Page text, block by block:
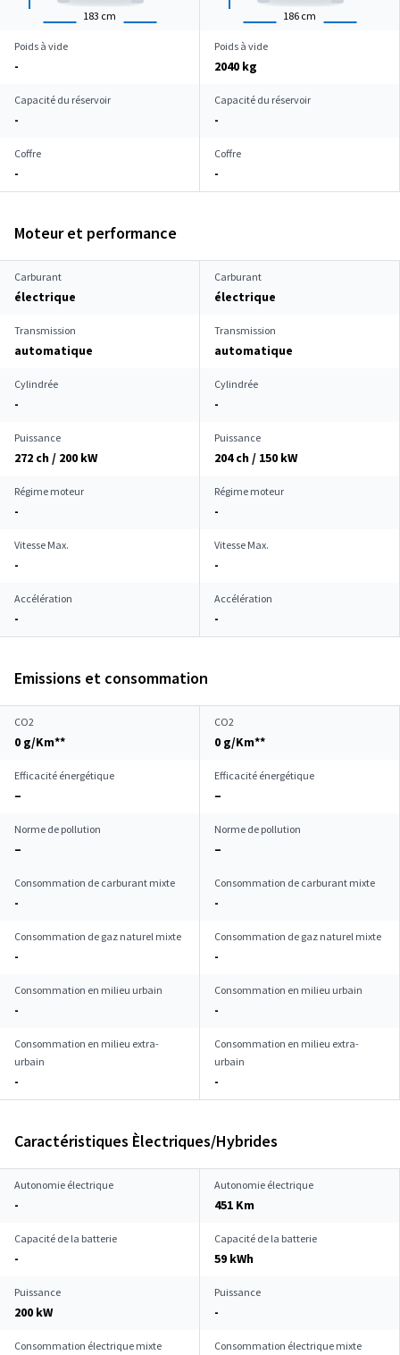
183 cm 186 cm
Poids à vide
-
Poids à vide
2040 kg
Capacité du réservoir
-
Capacité du réservoir
-
Coffre
-
Coffre
-
Moteur et performance
Carburant
électrique
Carburant
électrique
Transmission
automatique
Transmission
automatique
Cylindrée
-
Cylindrée
-
Puissance
272 ch / 200 kW
Puissance
204 ch / 150 kW
Régime moteur
-
Régime moteur
-
Vitesse Max.
-
Vitesse Max.
-
Accélération
-
Accélération
-
Emissions et consommation
CO2
0 g/Km**
CO2
0 g/Km**
Efficacité énergétique
–
Efficacité énergétique
–
Norme de pollution
–
Norme de pollution
–
Consommation de carburant mixte
-
Consommation de carburant mixte
-
Consommation de gaz naturel mixte
-
Consommation de gaz naturel mixte
-
Consommation en milieu urbain
-
Consommation en milieu urbain
-
Consommation en milieu extra-
urbain
-
Consommation en milieu extra-
urbain
-
Caractéristiques Èlectriques/Hybrides
Autonomie électrique
-
Autonomie électrique
451 Km
Capacité de la batterie
-
Capacité de la batterie
59 kWh
Puissance
200 kW
Puissance
-
Consommation électrique mixte Consommation électrique mixte